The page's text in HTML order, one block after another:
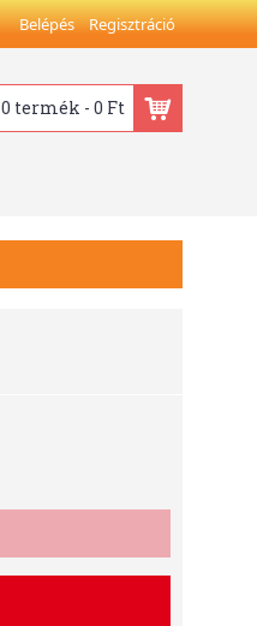
Belépés Regisztráció
0 termék - 0 Ft